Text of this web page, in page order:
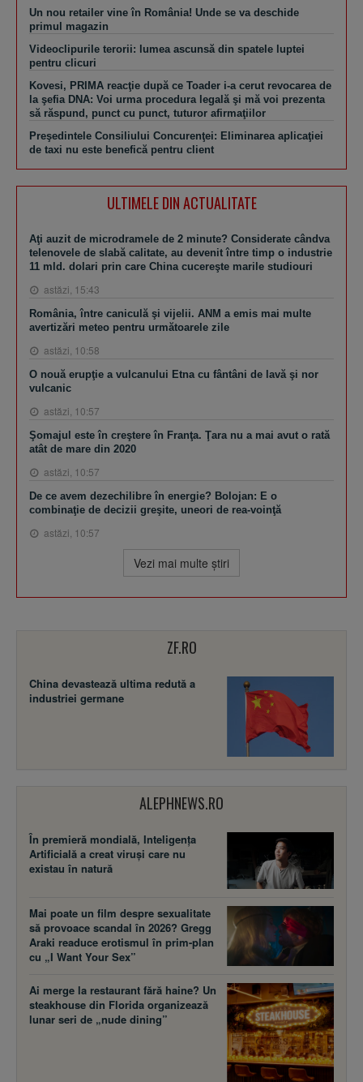
Un nou retailer vine în România! Unde se va deschide
primul magazin
Videoclipurile terorii: lumea ascunsă din spatele luptei
pentru clicuri
Kovesi, PRIMA reacţie după ce Toader i-a cerut revocarea de
la şefia DNA: Voi urma procedura legală şi mă voi prezenta
să răspund, punct cu punct, tuturor afirmaţiilor
Preşedintele Consiliului Concurenţei: Eliminarea aplicaţiei
de taxi nu este benefică pentru client
ULTIMELE DIN ACTUALITATE
Aţi auzit de microdramele de 2 minute? Considerate cândva
telenovele de slabă calitate, au devenit între timp o industrie
11 mld. dolari prin care China cucereşte marile studiouri
astăzi, 15:43
România, între caniculă şi vijelii. ANM a emis mai multe
avertizări meteo pentru următoarele zile
astăzi, 10:58
O nouă erupţie a vulcanului Etna cu fântâni de lavă şi nor
vulcanic
astăzi, 10:57
Şomajul este în creştere în Franţa. Ţara nu a mai avut o rată
atât de mare din 2020
astăzi, 10:57
De ce avem dezechilibre în energie? Bolojan: E o
combinaţie de decizii greşite, uneori de rea-voinţă
astăzi, 10:57
Vezi mai multe ştiri
ZF.RO
China devastează ultima redută a
industriei germane
ALEPHNEWS.RO
În premieră mondială, Inteligența
Artificială a creat viruși care nu
existau în natură
Mai poate un film despre sexualitate
să provoace scandal în 2026? Gregg
Araki readuce erotismul în prim-plan
cu „I Want Your Sex”
Ai merge la restaurant fără haine? Un
steakhouse din Florida organizează
lunar seri de „nude dining”